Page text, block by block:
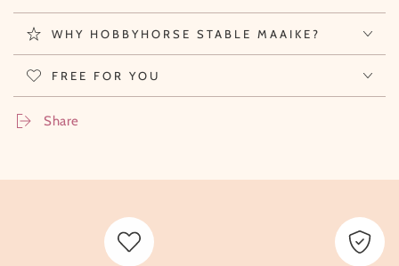
WHY HOBBYHORSE STABLE MAAIKE?
FREE FOR YOU
Share